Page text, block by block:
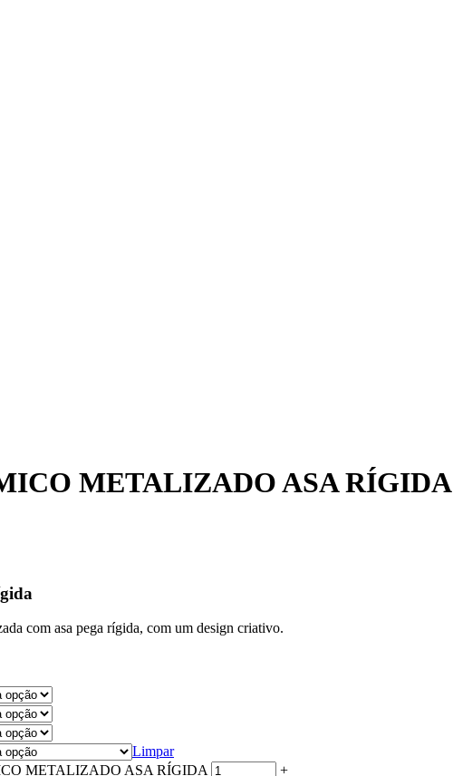
METALIZADO ASA RÍGIDA
com asa pega rígida, com um design criativo.
Limpar
METALIZADO ASA RÍGIDA +